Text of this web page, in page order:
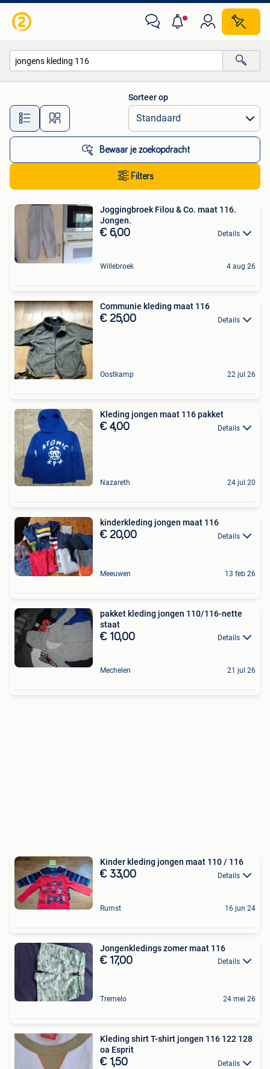
Alle afstanden…
Sorteer op
Bewaar je zoekopdracht
Filters
Joggingbroek Filou & Co. maat 116.
Jongen.
€ 6,00 Details
Willebroek 4 aug 26
Communie kleding maat 116
€ 25,00 Details
Oostkamp 22 jul 26
Kleding jongen maat 116 pakket
€ 4,00 Details
Nazareth 24 jul 20
kinderkleding jongen maat 116
€ 20,00 Details
Meeuwen 13 feb 26
pakket kleding jongen 110/116-nette
staat
€ 10,00 Details
Mechelen 21 jul 26
Kinder kleding jongen maat 110 / 116
€ 33,00 Details
Rumst 16 jun 24
Jongenkledings zomer maat 116
€ 17,00 Details
Tremelo 24 mei 26
Kleding shirt T-shirt jongen 116 122 128
oa Esprit
€ 1,50 Details